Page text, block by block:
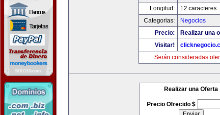
Longitud:
12 caracteres
Categorias:
Negocios
Precio:
Realizar una
Visitar!
Serán consideradas
Realizar una Oferta
Precio Ofrecido $